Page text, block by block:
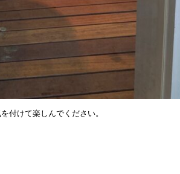
付けて楽しんでください。